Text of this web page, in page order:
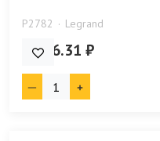
P2782 Legrand
5 546.31 ₽